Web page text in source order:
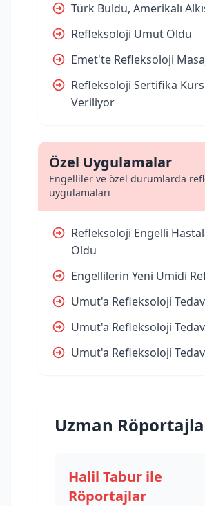
Türk Buldu, Amerikalı
Refleksoloji Umut Oldu
Emet'te Refleksoloji
Refleksoloji Sertifika
Veriliyor
Özel Uygulamalar
Engelliler ve özel durumlarda
uygulamaları
Refleksoloji Engelli
Oldu
Engellilerin Yeni Umidi
Umut'a Refleksoloji
Umut'a Refleksoloji
Umut'a Refleksoloji
Uzman
Halil Tabur ile
Röportajlar